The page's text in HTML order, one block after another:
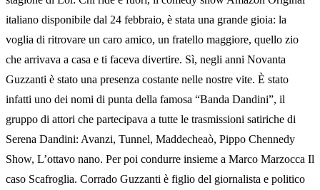
italiano disponibile dal 24 febbraio, è stata una grande gioia: la
voglia di ritrovare un caro amico, un fratello maggiore, quello zio
che arrivava a casa e ti faceva divertire. Sì, negli anni Novanta
Guzzanti è stato una presenza costante nelle nostre vite. È stato
infatti uno dei nomi di punta della famosa “Banda Dandini”, il
gruppo di attori che partecipava a tutte le trasmissioni satiriche di
Serena Dandini: Avanzi, Tunnel, Maddecheaò, Pippo Chennedy
Show, L’ottavo nano. Per poi condurre insieme a Marco Marzocca Il
caso Scafroglia. Corrado Guzzanti è figlio del giornalista e politico